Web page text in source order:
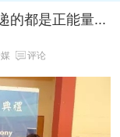
的都是正能量...
评论